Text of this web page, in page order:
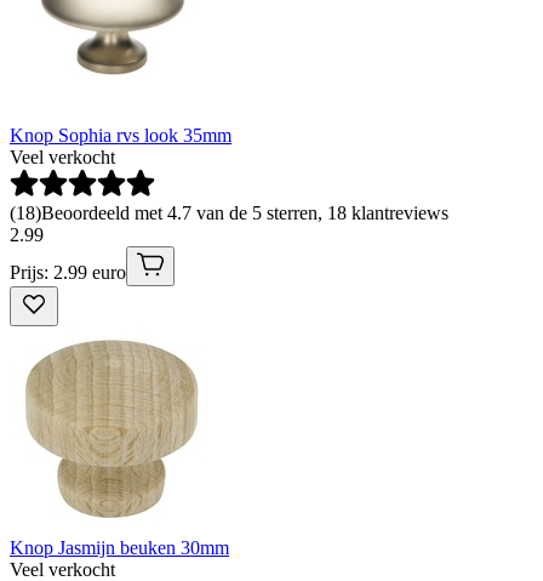
Knop Sophia rvs look 35mm
Veel verkocht
(18)Beoordeeld met 4.7 van de 5 sterren, 18 klantreviews
2.99
Prijs: 2.99 euro
Knop Jasmijn beuken 30mm
Veel verkocht